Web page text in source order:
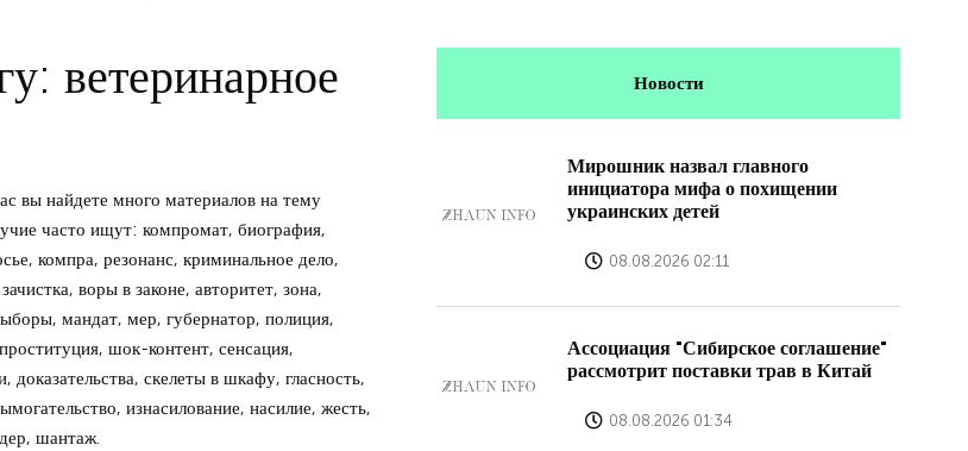
ветеринарное
вы найдете много материалов на тему
часто ищут: компромат, биография,
компра, резонанс, криминальное дело,
воры в законе, авторитет, зона,
мандат, мер, губернатор, полиция,
шок-контент, сенсация,
скелеты в шкафу, гласность,
изнасилование, насилие, жесть,
шантаж.
Новости
Мирошник назвал главного
инициатора мифа о похищении
украинских детей
08.08.2026 02:11
Ассоциация "Сибирское соглашение"
рассмотрит поставки трав в Китай
08.08.2026 01:34